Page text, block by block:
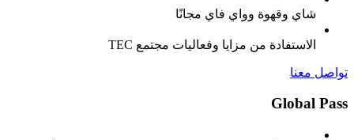
شاي وقهوة وواي فاي مجانًا
الاستفادة من مزايا وفعاليات مجتمع TEC
تواصل معنا
Global Pass